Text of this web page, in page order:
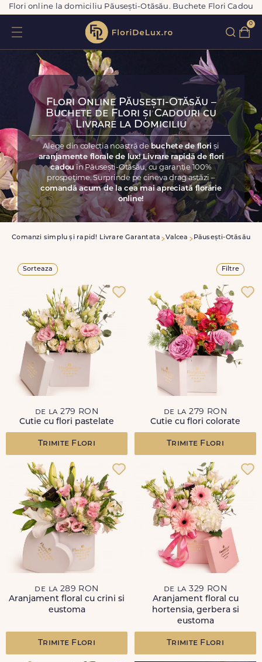
Flori online la domiciliu Păusești-Otăsău. Buchete Flori Cadou
0
Flori Online Păusești-Otăsău –
Buchete de Flori și Cadouri cu
Livrare la Domiciliu
Alege din colecția noastră de buchete de floriși
aranjamente florale de lux! Livrare rapidă de flori
cadou în Păusești-Otăsău, cu garanție 100%
prospețime. Surprinde pe cineva drag astăzi –
comandă acum de la cea mai apreciată florărie
online!
Comanzi simplu și rapid! Livrare Garantata Valcea Păusești-Otăsău
Sorteaza Filtre
de la 279 RON
Cutie cu flori pastelate
Trimite Flori
de la 279 RON
Cutie cu flori colorate
Trimite Flori
de la 289 RON
Aranjament floral cu crini si
eustoma
Trimite Flori
de la 329 RON
Aranjament floral cu
hortensia, gerbera si
eustoma
Trimite Flori